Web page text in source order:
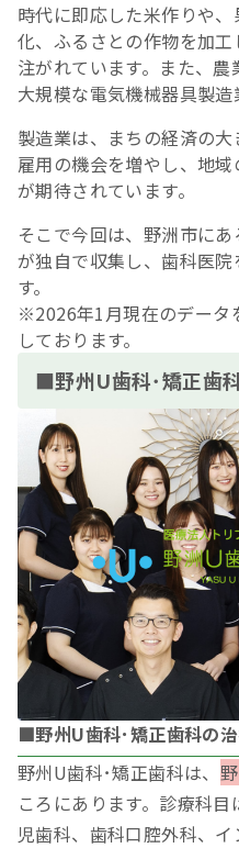
時代に即応した米作りや
化、ふるさとの作物を加
注がれています。また、農
大規模な電気機械器具製造
製造業は、まちの経済の大
雇用の機会を増やし、地
が期待されています。
そこで今回は、野洲市に
が独自で収集し、歯科医
す。
※2026年1月現在のデータ
しております。
■野州U歯科･矯正歯
■野州U歯科･矯正歯科の
野州U歯科･矯正歯科は、
ころにあります。診療科
児歯科、歯科口腔外科、